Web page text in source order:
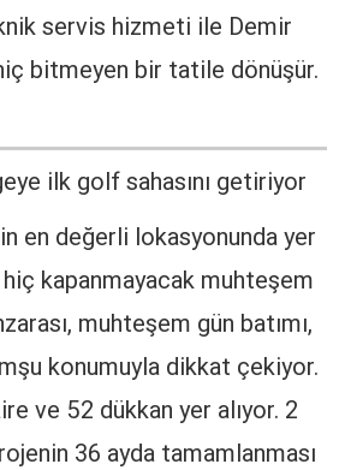
servis hizmeti ile Demir
bitmeyen bir tatile dönüşür.
ilk golf sahasını getiriyor
en değerli lokasyonunda yer
kapanmayacak muhteşem
muhteşem gün batımı,
konumuyla dikkat çekiyor.
ve 52 dükkan yer alıyor. 2
36 ayda tamamlanması